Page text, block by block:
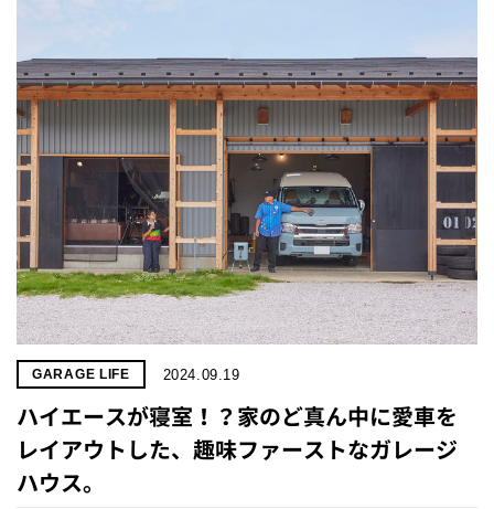
GARAGE LIFE 2024.09.19
ハイエースが寝室！？家のど真ん中に愛車を
レイアウトした、趣味ファーストなガレージ
ハウス。